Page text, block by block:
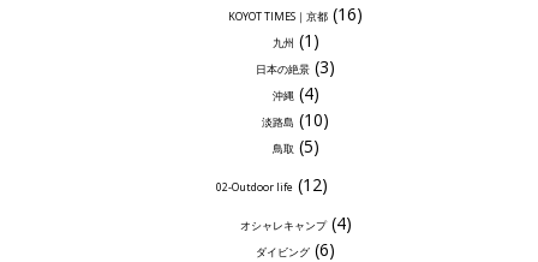
KOYOT TIMES｜京都 (16)
九州 (1)
日本の絶景 (3)
沖縄(4)
淡路島 (10)
鳥取 (5)
02-Outdoor life(12)
オシャレキャンプ(4)
ダイビング (6)